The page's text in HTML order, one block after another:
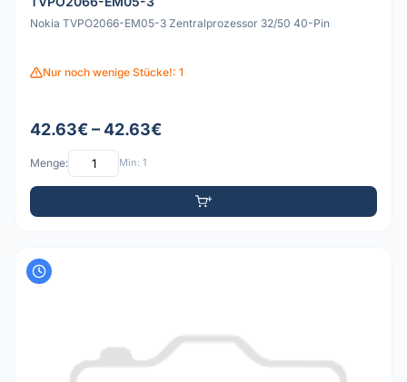
Nokia TVPO2066-EM05-3 Zentralprozessor 32/50 40-Pin
Nur noch wenige Stücke!: 1
42.63€ – 42.63€
Menge: Min: 1